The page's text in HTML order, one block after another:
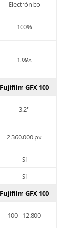
Electrónico
100%
1,09x
Fujifilm GFX 100
3,2''
2.360.000 px
Sí
Sí
Fujifilm GFX 100
100 - 12.800